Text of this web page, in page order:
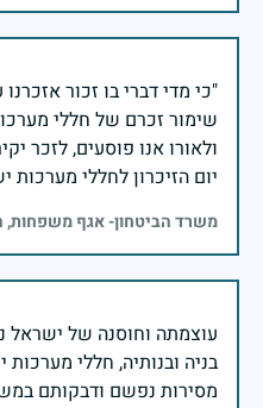
שימור זכרם של חללי
יום הזיכרון לחללי מערכות
משרד הביטחון- אגף משפחות,
עוצמתה וחוסנה של ישראל
בניה ובנותיה, חללי
מסירות נפשם ודבקותם